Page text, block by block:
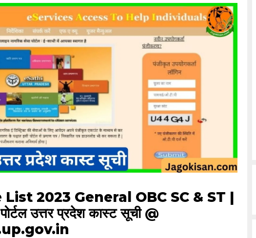
List 2023 General OBC SC & ST |
उत्तर प्रदेश कास्ट सूची @